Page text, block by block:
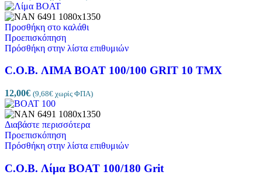
Προσθήκη στο καλάθι
Προεπισκόπηση
Πρόσθήκη στην λίστα επιθυμιών
C.O.B. ΛΙΜΑ BOAT 100/100 GRIT 10 TMX
12,00€ (9,68€ χωρίς ΦΠΑ)
Διαβάστε περισσότερα
Προεπισκόπηση
Πρόσθήκη στην λίστα επιθυμιών
C.O.B. Λίμα BOAT 100/180 Grit